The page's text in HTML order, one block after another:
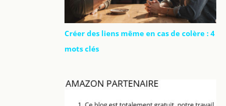
Créer des liens même en cas de colère : 4
mots clés